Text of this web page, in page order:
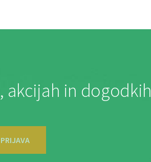
akcijah in dogodkih
PRIJAVA